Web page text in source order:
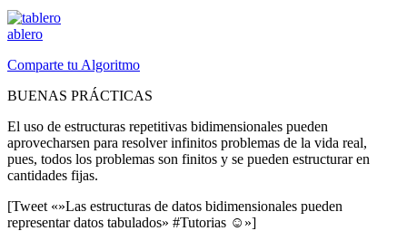
ablero
Comparte tu Algoritmo
BUENAS PRÁCTICAS
El uso de estructuras repetitivas bidimensionales pueden
aprovecharsen para resolver infinitos problemas de la vida real,
pues, todos los problemas son finitos y se pueden estructurar en
cantidades fijas.
[Tweet «»Las estructuras de datos bidimensionales pueden
representar datos tabulados» #Tutorias ☺»]